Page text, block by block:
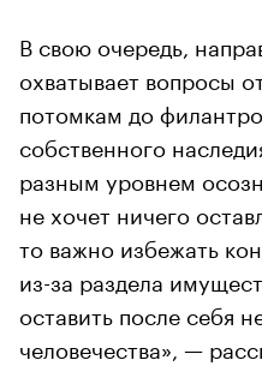
В свою очередь,
охватывает вопросы
потомкам до
собственного
разным уровнем
не хочет ничего
то важно избежать
из-за раздела
оставить после себя
человечества», —